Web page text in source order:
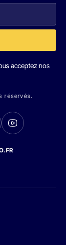
acceptez nos
réservés.